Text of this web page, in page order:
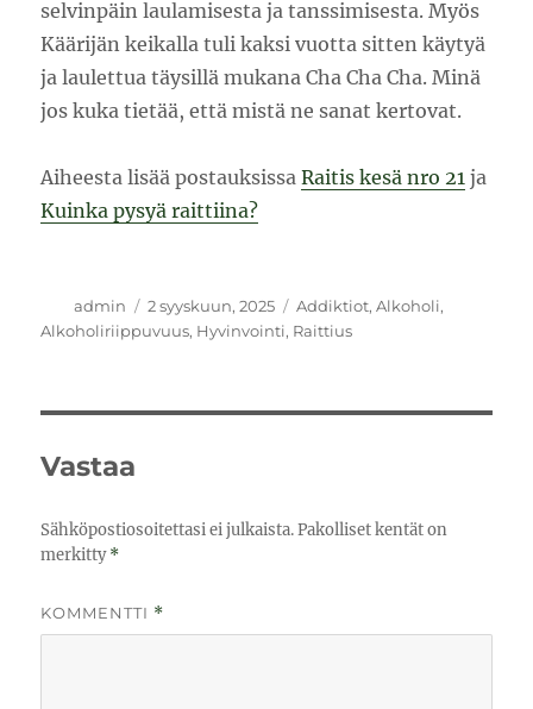
selvinpäin laulamisesta ja tanssimisesta. Myös
Käärijän keikalla tuli kaksi vuotta sitten käytyä
ja laulettua täysillä mukana Cha Cha Cha. Minä
jos kuka tietää, että mistä ne sanat kertovat.
Aiheesta lisää postauksissaRaitis kesä nro 21 ja
Kuinka pysyä raittiina?
Kirjoittaja
admin Julkaistu
2 syyskuun, 2025 Kategoriat
Addiktiot,Alkoholi,
Alkoholiriippuvuus, Hyvinvointi, Raittius
Vastaa
Sähköpostiosoitettasi ei julkaista. Pakolliset kentät on
merkitty*
KOMMENTTI *